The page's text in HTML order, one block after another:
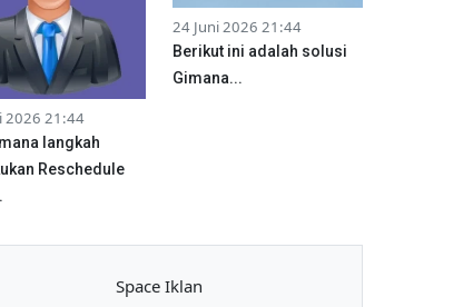
2026 21:44
langkah
Reschedule
24 Juni 2026 21:44
Berikut ini adalah solusi
Gimana...
Space Iklan